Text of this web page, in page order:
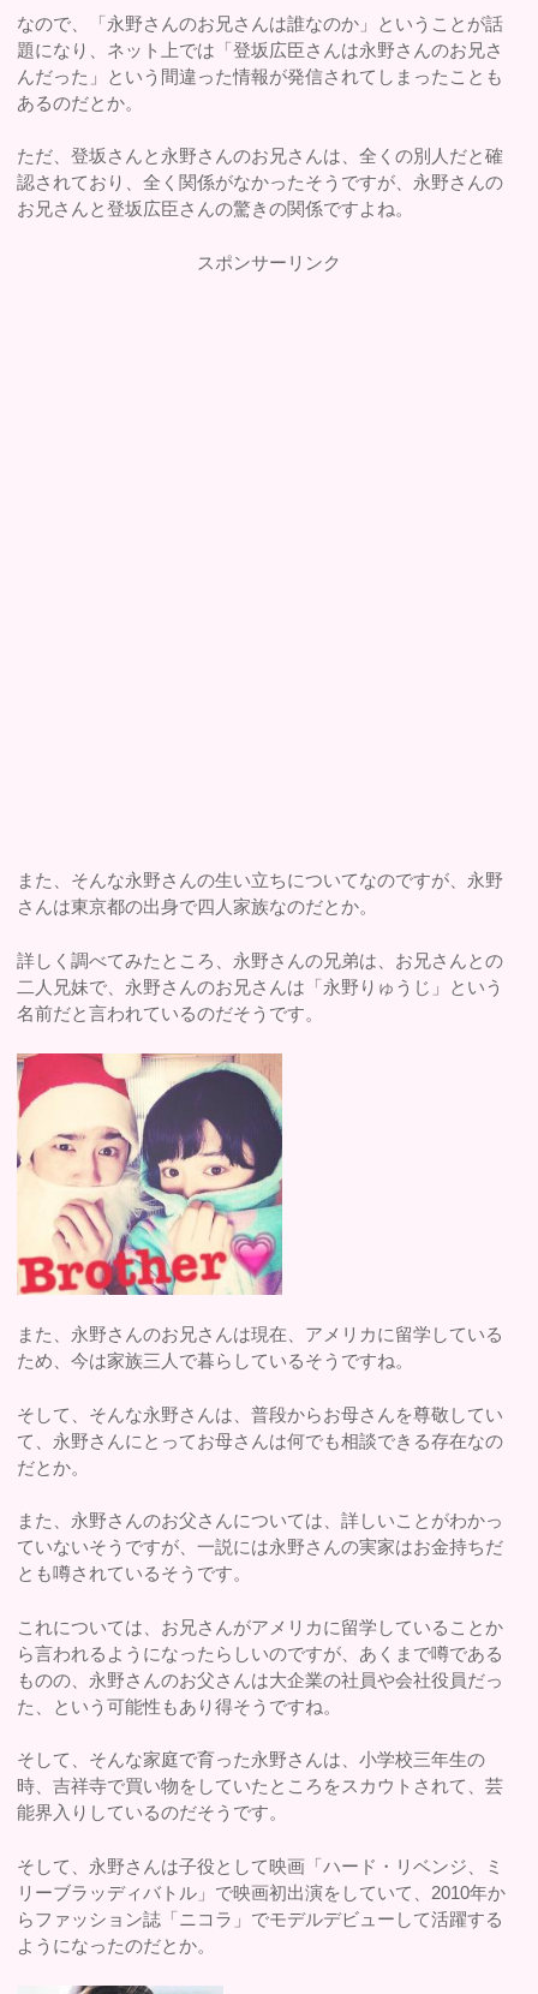
なので、「永野さんのお兄さんは誰なのか」ということが話
題になり、ネット上では「登坂広臣さんは永野さんのお兄さ
んだった」という間違った情報が発信されてしまったことも
あるのだとか。
ただ、登坂さんと永野さんのお兄さんは、全くの別人だと確
認されており、全く関係がなかったそうですが、永野さんの
お兄さんと登坂広臣さんの驚きの関係ですよね。
スポンサーリンク
また、そんな永野さんの生い立ちについてなのですが、永野
さんは東京都の出身で四人家族なのだとか。
詳しく調べてみたところ、永野さんの兄弟は、お兄さんとの
二人兄妹で、永野さんのお兄さんは「永野りゅうじ」という
名前だと言われているのだそうです。
また、永野さんのお兄さんは現在、アメリカに留学している
ため、今は家族三人で暮らしているそうですね。
そして、そんな永野さんは、普段からお母さんを尊敬してい
て、永野さんにとってお母さんは何でも相談できる存在なの
だとか。
また、永野さんのお父さんについては、詳しいことがわかっ
ていないそうですが、一説には永野さんの実家はお金持ちだ
とも噂されているそうです。
これについては、お兄さんがアメリカに留学していることか
ら言われるようになったらしいのですが、あくまで噂である
ものの、永野さんのお父さんは大企業の社員や会社役員だっ
た、という可能性もあり得そうですね。
そして、そんな家庭で育った永野さんは、小学校三年生の
時、吉祥寺で買い物をしていたところをスカウトされて、芸
能界入りしているのだそうです。
そして、永野さんは子役として映画「ハード・リベンジ、ミ
リーブラッディバトル」で映画初出演をしていて、2010年か
らファッション誌「ニコラ」でモデルデビューして活躍する
ようになったのだとか。